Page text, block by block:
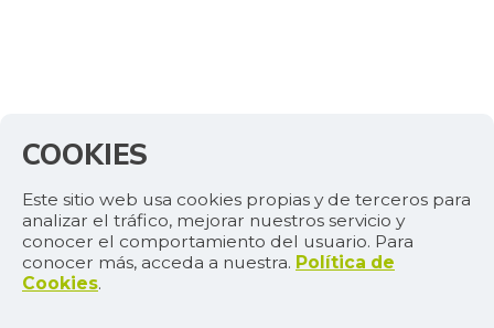
COOKIES
Este sitio web usa cookies propias y de terceros para
analizar el tráfico, mejorar nuestros servicio y
conocer el comportamiento del usuario. Para
conocer más, acceda a nuestra. Política de
Cookies.